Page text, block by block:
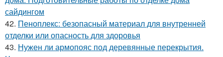
сайдингом
42. Пеноплекс: безопасный материал для внутренней
отделки или опасность для здоровья
43. Нужен ли армопояс под деревянные перекрытия.